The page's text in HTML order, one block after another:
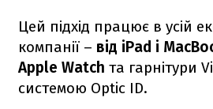
Цей підхід працює в усій
компанії – від iPad і
Apple Watch та гарнітури
системою Optic ID.